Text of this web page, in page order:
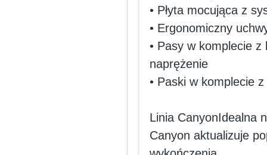
• Płyta mocująca z
• Ergonomiczny
• Pasy w komplecie
naprężenie
• Paski w komplecie
Linia CanyonIdealna
Canyon aktualizuje